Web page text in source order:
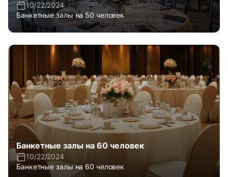
10/22/2024
Банкетные залы на 50 человек
Банкетные залы на 60 человек
10/22/2024
Банкетные залы на 60 человек